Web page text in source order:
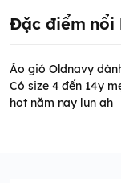
Đặc điểm nổi
Áo gió Oldnavy
Có size 4 đến 14y
hot năm nay lun ah